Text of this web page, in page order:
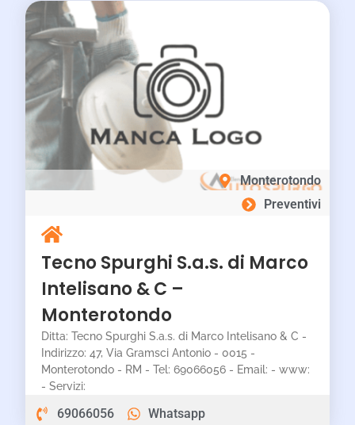
Monterotondo
Preventivi
Tecno Spurghi S.a.s. di Marco
Intelisano & C –
Monterotondo
Ditta: Tecno Spurghi S.a.s. di Marco Intelisano & C -
Indirizzo: 47, Via Gramsci Antonio - 0015 -
Monterotondo - RM - Tel: 69066056 - Email: - www:
- Servizi:
69066056 Whatsapp